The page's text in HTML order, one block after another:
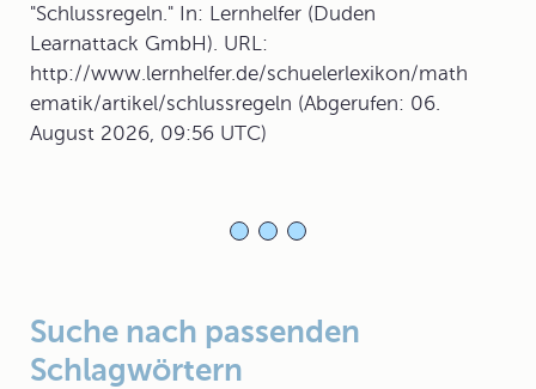
"Schlussregeln." In: Lernhelfer (Duden
Learnattack GmbH). URL:
http://www.lernhelfer.de/schuelerlexikon/math
ematik/artikel/schlussregeln (Abgerufen: 06.
August 2026, 09:56 UTC)
Suche nach passenden
Schlagwörtern